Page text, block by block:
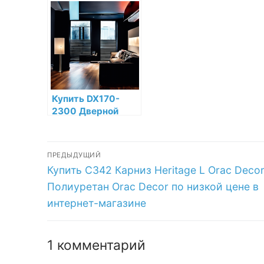
Полиуретан Orac
Decor по низкой
цене в интернет-
магазине
Купить DX170-
2300 Дверной
Дюрополимер по
низкой цене в
интернет-
магазине
Навигация
по
записям
ПРЕДЫДУЩИЙ
Предыдущая
запись:
Купить C342 Карниз Heritage L Orac Decor
Полиуретан Orac Decor по низкой цене в
интернет-магазине
1 комментарий